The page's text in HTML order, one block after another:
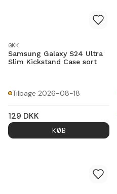
GKK
Samsung Galaxy S24 Ultra
Slim Kickstand Case sort
Tilbage 2026-08-18
129 DKK
KØB